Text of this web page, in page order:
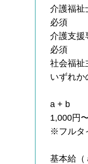
介護福祉
必須
介護支援
必須
社会福祉
いずれか
a + b
1,000円
※フルタ
基本給（